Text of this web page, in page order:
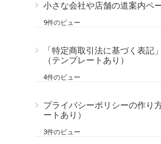
小さな会社や店舗の道案内ペ
9件のビュー
「特定商取引法に基づく表記
（テンプレートあり）
4件のビュー
プライバシーポリシーの作り
ートあり）
3件のビュー